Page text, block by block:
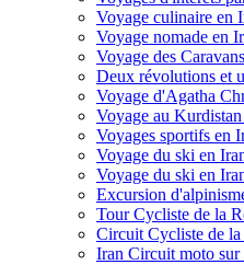
Voyage culinaire en
Voyage nomade en
Voyage des
Deux révolutions et
Voyage d'Agatha
Voyage au
Voyages sportifs en
Voyage du ski en
Voyage du ski en
Excursion
Tour Cycliste de la
Circuit Cycliste de
Iran Circuit moto sur